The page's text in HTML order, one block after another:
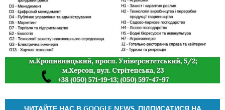
ЧИТАЙТЕ НАС В GOOGLE NEWS. ПІДПИСАТИСЯ НА